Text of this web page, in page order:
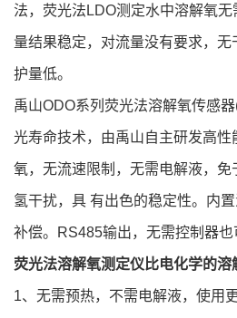
法，荧光法LDO测定水中溶解氧
量结果稳定，对流量没有要求，
护量低。
禹山ODO系列荧光法溶解氧传感器
光寿命技术，由禹山自主研发高
氧，无流速限制，无需电解液，
氢干扰，具 有出色的稳定性。内
补偿。RS485输出，无需控制器也
荧光法溶解氧测定仪比电化学的溶
1、无需预热，不需电解液，使用更